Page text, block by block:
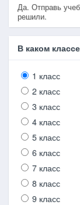
Да. Отправь
решили.
В каком
1 класс
2 класс
3 класс
4 класс
5 класс
6 класс
7 класс
8 класс
9 класс